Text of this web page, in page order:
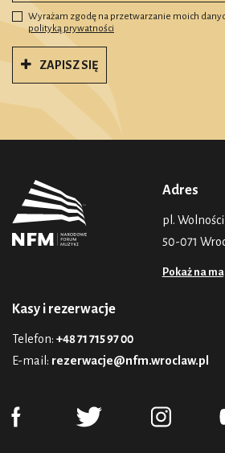
Wyrażam zgodę na przetwarzanie moich
polityką prywatności
ZAPISZ SIĘ
Adres
pl. Wolności
50-071
Pokaż na
Kasy i rezerwacje
Telefon: +48 71 715 97 00
E-mail: rezerwacje@nfm.wroclaw.pl